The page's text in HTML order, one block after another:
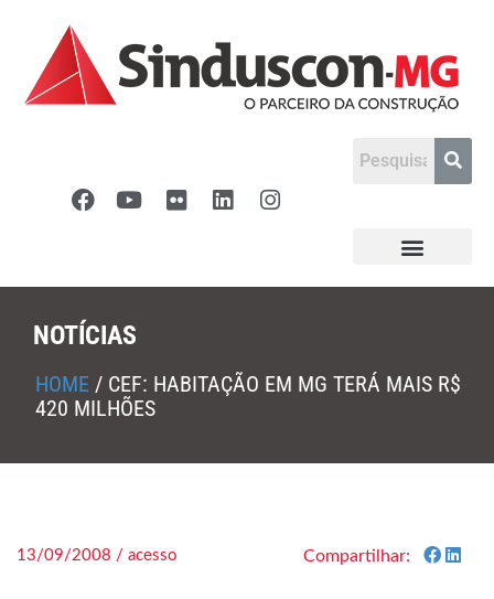
NOTÍCIAS
HOME / CEF: HABITAÇÃO EM MG TERÁ MAIS R$
420 MILHÕES
13/09/2008 / acesso Compartilhar: